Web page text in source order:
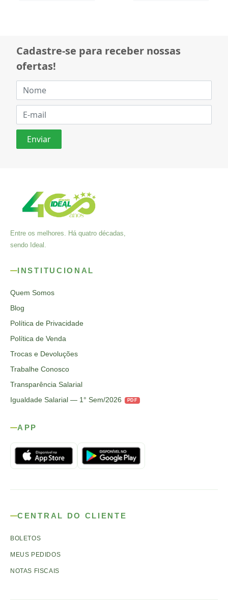
Cadastre-se para receber nossas
ofertas!
Entre os melhores. Há quatro décadas,
sendo Ideal.
INSTITUCIONAL
Quem Somos
Blog
Política de Privacidade
Política de Venda
Trocas e Devoluções
Trabalhe Conosco
Transparência Salarial
Igualdade Salarial — 1° Sem/2026
PDF
APP
CENTRAL DO CLIENTE
BOLETOS
MEUS PEDIDOS
NOTAS FISCAIS